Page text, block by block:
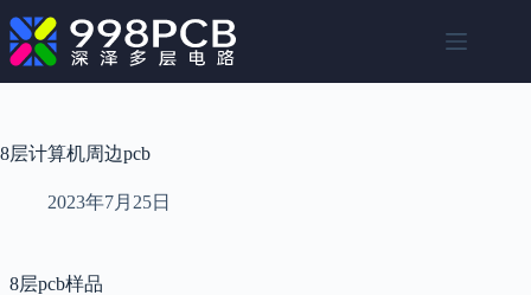
至
内
容
8层计算机周边pcb
2023年7月25日
8层pcb样品